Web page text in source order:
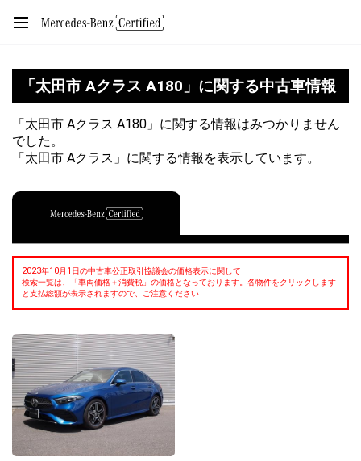
「太田市 Aクラス A180」に関する中古車情報
「太田市 Aクラス A180」に関する情報はみつかりません
でした。
「太田市 Aクラス」に関する情報を表示しています。
2023年10月1日の中古車公正取引協議会の価格表示に関して
検索一覧は、「車両価格＋消費税」の価格となっております。各物件をクリックします
と支払総額が表示されますので、ご注意ください